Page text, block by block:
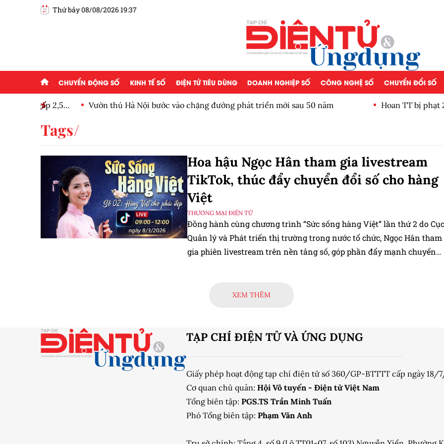
Thứ bảy 08/08/2026 19:37
CHUYỂN ĐỘNG SỐ KINH TẾ SỐ ĐIỆN TỬ TIÊU DÙNG DOANH NGHIỆP SỐ CÔNG NGHỆ SỐ CHUYỂN ĐỔI SỐ
Vườn thú Hà Nội bước vào chặng đường phát triển mới sau 50 năm Hoan TT bị phạt 200
Tags
Hoa hậu Ngọc Hân tham gia livestream
TikTok, thúc đẩy chuyển đổi số cho hàng
Việt
THƯƠNG MẠI ĐIỆN TỬ
Đồng hành cùng chương trình “Sức sống hàng Việt” lần thứ 2 do Cục
Quản lý và Phát triển thị trường trong nước tổ chức, Ngọc Hân tham
gia phiên livestream trên nền tảng số, góp phần đẩy mạnh chuyển
XEM THÊM
TẠP CHÍ ĐIỆN TỬ VÀ ỨNG DỤNG
Giấy phép hoạt động tạp chí điện tử số 360/GP-BTTTT cấp ngày 18/
Cơ quan chủ quản: Hội Vô tuyến - Điện tử Việt Nam
Tổng biên tập: PGS.TS Trần Minh Tuấn
Phó Tổng biên tập: Phạm Văn Anh